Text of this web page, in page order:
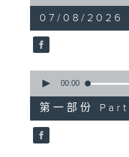
hour,
25
minutes,
59
90%
07/08/2026
seconds
30
minutes,
0
seconds
90%
00:00
第一部份